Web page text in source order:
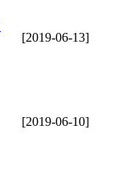
[2019-06-13]
[2019-06-10]